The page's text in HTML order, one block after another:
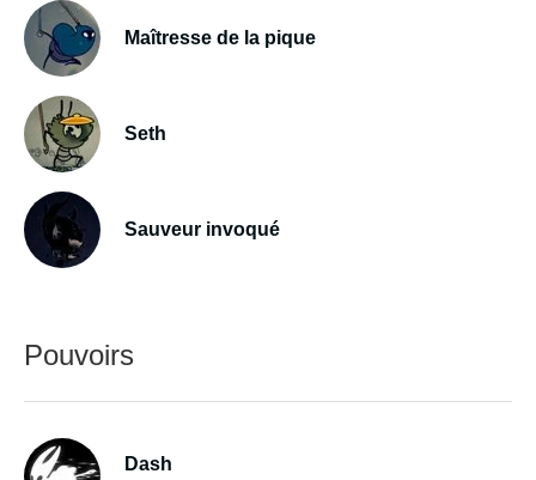
Maîtresse de la pique
Seth
Sauveur invoqué
Pouvoirs
Dash